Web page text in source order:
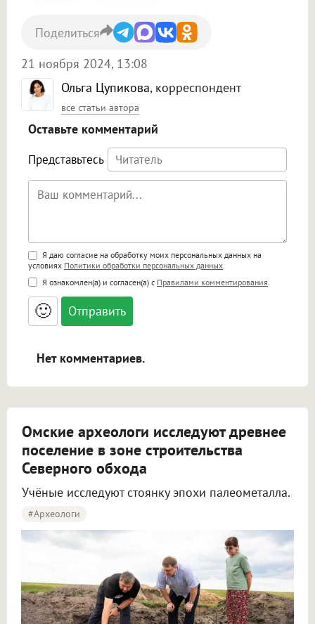
Ольга Цупикова, корреспондент
все статьи автора
21 ноября 2024, 13:08
Поделиться
Оставьте комментарий
Представьтесь
Поддержка HTML
<b>, <strong>, <u>, <i>, <em>, <s>, <big>,
<small>, <sup>, <sub>, <pre>, <ul>, <ol>, <li>,
<blockquote>, <code> экранирует HTML,
адреса URL автоматически становятся
ссылками, и [img]адрес[/img] будет
Я даю согласие на обработку моих персональных данных на
условиях Политики обработки персональных данных
Я ознакомлен(а) и согласен(а) с Правилами комментирования
🙂
Нет комментариев.
Омские археологи исследуют древнее
поселение в зоне строительства
Северного обхода
Учёные исследуют стоянку эпохи палеометалла.
#археологи